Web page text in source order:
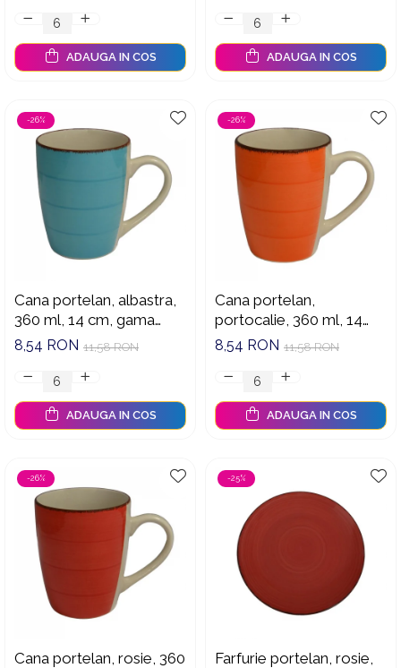
ADAUGA IN COS ADAUGA IN COS
-26%
Cana portelan, albastra,
360 ml, 14 cm, gama
Stone, Oti, 191683A
11,58 RON
8,54 RON
ADAUGA IN COS
-26%
Cana portelan,
portocalie, 360 ml, 14
cm, gama Stone, Oti,
11,58 RON
8,54 RON
ADAUGA IN COS
-26%
Cana portelan, rosie, 360
-25%
Farfurie portelan, rosie,